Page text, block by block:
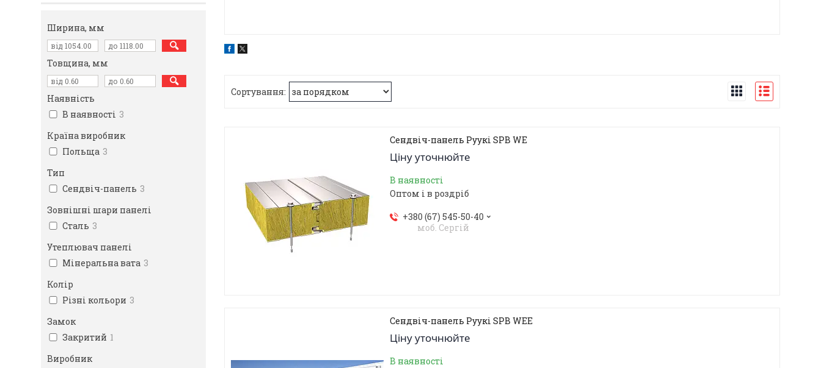
Сендвіч-панель Руукі SPB WE
Ціну уточнюйте
В наявності
Оптом і в роздріб
+380 (67) 545-50-40
моб. Сергій
Сендвіч-панель Руукі SPB WEE
Ціну уточнюйте
В наявності
Ширина, мм
Товщина, мм
Наявність
В наявності 3
Країна виробник
Польща 3
Тип
Сендвіч-панель 3
Зовнішні шари панелі
Сталь 3
Утеплювач панелі
Мінеральна вата 3
Колір
Різні кольори 3
Замок
Закритий 1
Виробник